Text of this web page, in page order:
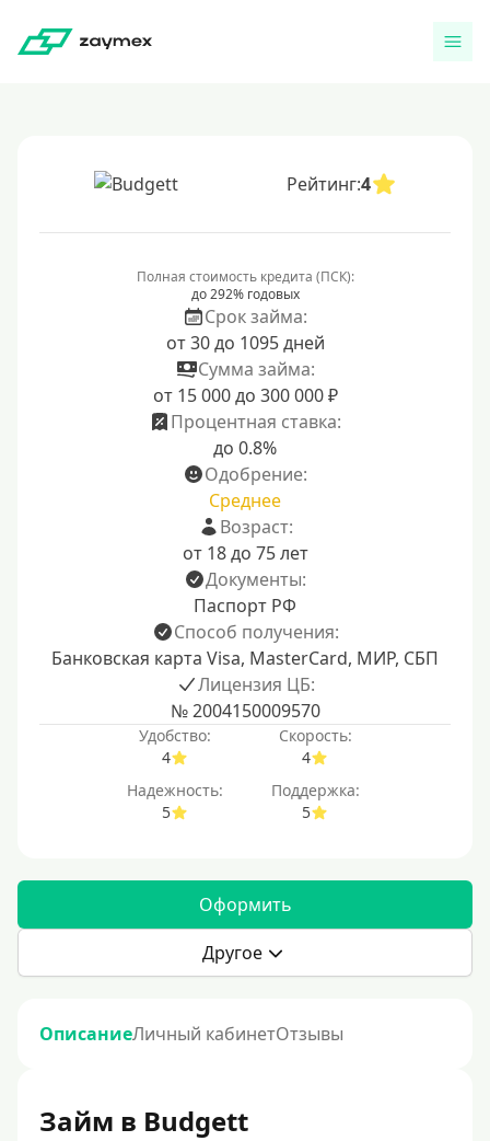
Рейтинг:4
Полная стоимость кредита (ПСК):
до 292% годовых
Срок займа:
от 30 до 1095 дней
Сумма займа:
от 15 000 до 300 000 ₽
Процентная ставка:
до 0.8%
Одобрение:
Среднее
Возраст:
от 18 до 75 лет
Документы:
Паспорт РФ
Способ получения:
Банковская карта Visa, MasterCard, МИР, СБП
Лицензия ЦБ:
№ 2004150009570
Удобство:
4
Скорость:
4
Надежность:
5
Поддержка:
5
Оформить
Другое
ОписаниеЛичный кабинетОтзывы
Займ в Budgett